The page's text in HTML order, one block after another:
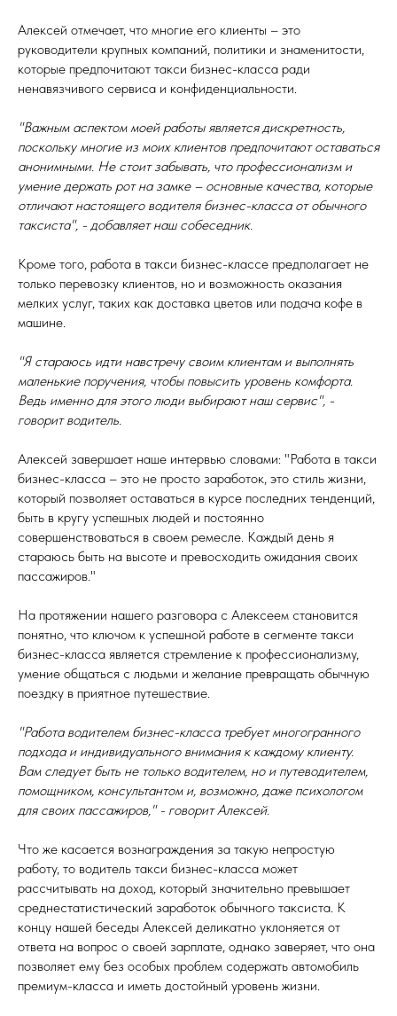
Алексей отмечает, что многие его клиенты – это
руководители крупных компаний, политики и знаменитости,
которые предпочитают такси бизнес-класса ради
ненавязчивого сервиса и конфиденциальности.
"Важным аспектом моей работы является дискретность,
поскольку многие из моих клиентов предпочитают оставаться
анонимными. Не стоит забывать, что профессионализм и
умение держать рот на замке – основные качества, которые
отличают настоящего водителя бизнес-класса от обычного
таксиста", - добавляет наш собеседник.
Кроме того, работа в такси бизнес-классе предполагает не
только перевозку клиентов, но и возможность оказания
мелких услуг, таких как доставка цветов или подача кофе в
машине.
"Я стараюсь идти навстречу своим клиентам и выполнять
маленькие поручения, чтобы повысить уровень комфорта.
Ведь именно для этого люди выбирают наш сервис", -
говорит водитель.
Алексей завершает наше интервью словами: "Работа в такси
бизнес-класса – это не просто заработок, это стиль жизни,
который позволяет оставаться в курсе последних тенденций,
быть в кругу успешных людей и постоянно
совершенствоваться в своем ремесле. Каждый день я
стараюсь быть на высоте и превосходить ожидания своих
пассажиров."
На протяжении нашего разговора с Алексеем становится
понятно, что ключом к успешной работе в сегменте такси
бизнес-класса является стремление к профессионализму,
умение общаться с людьми и желание превращать обычную
поездку в приятное путешествие.
"Работа водителем бизнес-класса требует многогранного
подхода и индивидуального внимания к каждому клиенту.
Вам следует быть не только водителем, но и путеводителем,
помощником, консультантом и, возможно, даже психологом
для своих пассажиров," - говорит Алексей.
Что же касается вознаграждения за такую непростую
работу, то водитель такси бизнес-класса может
рассчитывать на доход, который значительно превышает
среднестатистический заработок обычного таксиста. К
концу нашей беседы Алексей деликатно уклоняется от
ответа на вопрос о своей зарплате, однако заверяет, что она
позволяет ему без особых проблем содержать автомобиль
премиум-класса и иметь достойный уровень жизни.